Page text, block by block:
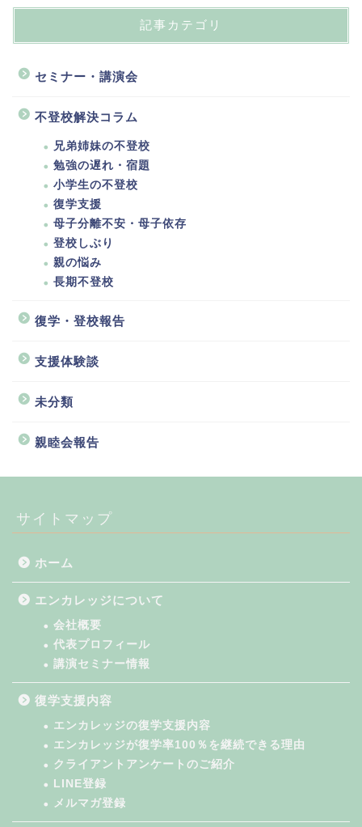
記事カテゴリ
セミナー・講演会
不登校解決コラム
兄弟姉妹の不登校
勉強の遅れ・宿題
小学生の不登校
復学支援
母子分離不安・母子依存
登校しぶり
親の悩み
長期不登校
復学・登校報告
支援体験談
未分類
親睦会報告
サイトマップ
ホーム
エンカレッジについて
会社概要
代表プロフィール
講演セミナー情報
復学支援内容
エンカレッジの復学支援内容
エンカレッジが復学率100％を継続できる理由
クライアントアンケートのご紹介
LINE登録
メルマガ登録